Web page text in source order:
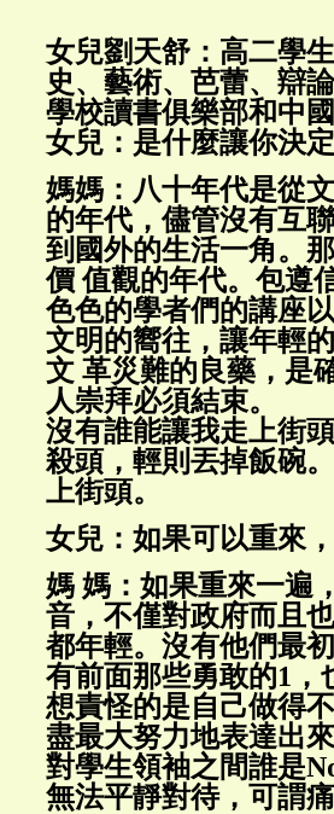
女兒劉天舒：高二學
史、藝術、芭蕾、辯
學校讀書俱樂部和中
女兒：是什麼讓你決
媽媽：八十年代是從
的年代，儘管沒有互
到國外的生活一角。
價 值觀的年代。包遵
色色的學者們的講座
文明的嚮往，讓年輕
文 革災難的良藥，是
人崇拜必須結束。
沒有誰能讓我走上街
殺頭，輕則丟掉飯碗
上街頭。
女兒：如果可以重來
媽 媽：如果重來一遍
音，不僅對政府而且
都年輕。沒有他們最
有前面那些勇敢的1，
想責怪的是自己做得
盡最大努力地表達出
對學生領袖之間誰是
無法平靜對待，可謂痛